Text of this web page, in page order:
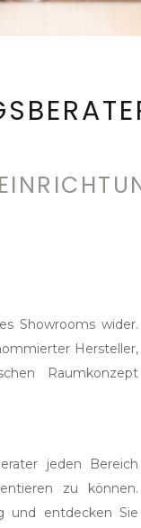
Showrooms wider.
Hersteller,
Raumkonzept
jeden Bereich
zu können.
und entdecken Sie